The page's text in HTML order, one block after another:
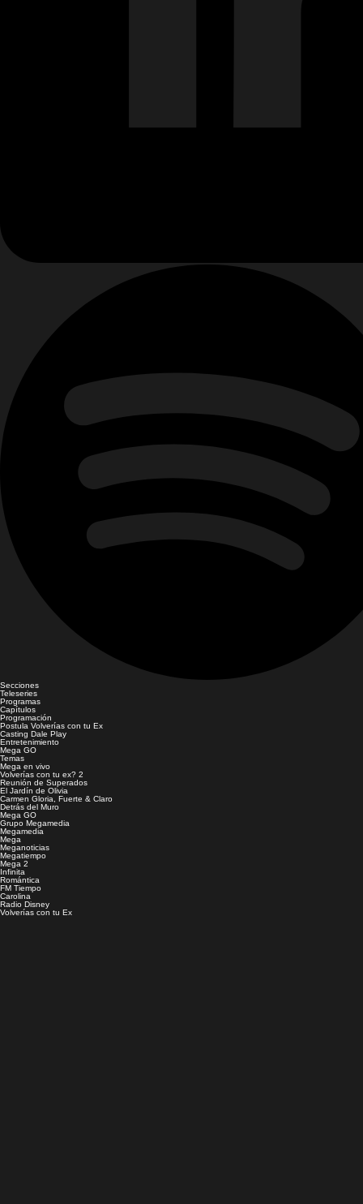
Secciones
Teleseries
Programas
Capítulos
Programación
Postula Volverías con tu Ex
Casting Dale Play
Entretenimiento
Mega GO
Temas
Mega en vivo
Volverías con tu ex? 2
Reunión de Superados
El Jardín de Olivia
Carmen Gloria, Fuerte & Claro
Detrás del Muro
Mega GO
Grupo Megamedia
Megamedia
Mega
Meganoticias
Megatiempo
Mega 2
Infinita
Romántica
FM Tiempo
Carolina
Radio Disney
Volverías con tu Ex